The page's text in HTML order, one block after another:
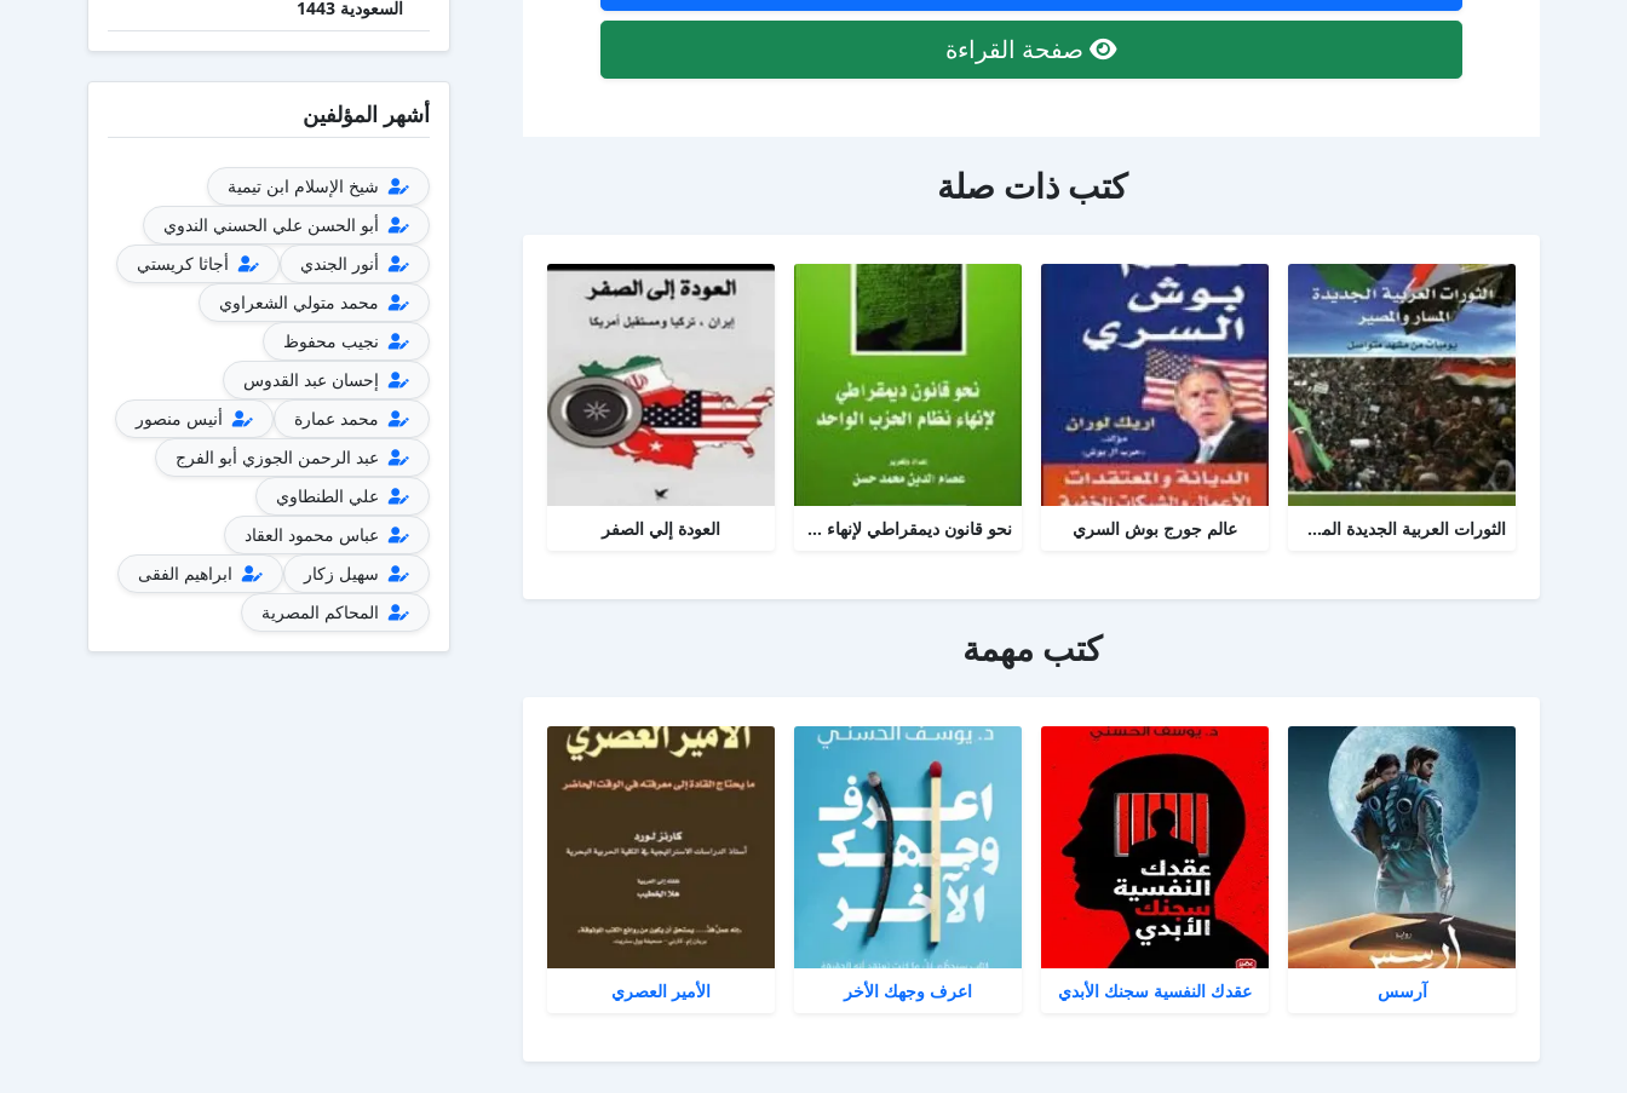
صفحة القراءة
كتب ذات صلة
الثورات العربية الجديدة المسار والمصير عالم جورج بوش السري نحو قانون ديمقراطي لإنهاء نظام الحزب الواحد العودة إلي الصفر
كتب مهمة
آرسس عقدك النفسية سجنك الأبدي اعرف وجهك الأخر الأمير العصري
السعودية 1443
أشهر المؤلفين
شيخ الإسلام ابن تيمية
أبو الحسن علي الحسني الندوي
أنور الجندي
أجاثا كريستي
محمد متولي الشعراوي
نجيب محفوظ
إحسان عبد القدوس
محمد عمارة
أنيس منصور
عبد الرحمن الجوزي أبو الفرج
علي الطنطاوي
عباس محمود العقاد
سهيل زكار
ابراهيم الفقى
المحاكم المصرية